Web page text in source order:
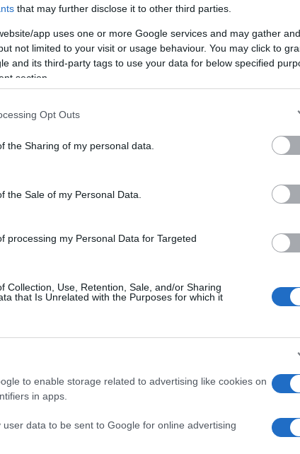
that may further disclose it to other third parties.
app uses one or more Google services and may gather
not limited to your visit or usage behaviour. You may click to
and its third-party tags to use your data for below specified
section.
Opt Outs
the Sharing of my personal data.
the Sale of my Personal Data.
processing my Personal Data for Targeted
Collection, Use, Retention, Sale, and/or Sharing
that Is Unrelated with the Purposes for which it
to enable storage related to advertising like cookies on
in apps.
user data to be sent to Google for online advertising
és Mihály Csaba a Gerilla Bárban
– Kirchknopf Gergő a Gerilla Bárban
Hajdu Erik frontember és Bauer Attila
Muri Enikő énekesnő és Tóth Szabolcs
– Ondré Péter, az Agrármarketing